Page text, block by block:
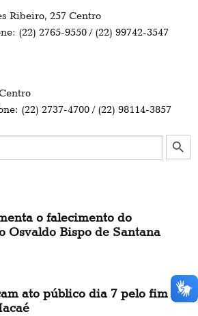
Ribeiro, 257 Centro
(22) 2765-9550 / (22) 99742-3547
(22) 2737-4700 / (22) 98114-3857
Search Button
o falecimento do
Osvaldo Bispo de Santana
ato público dia 7 pelo fim do